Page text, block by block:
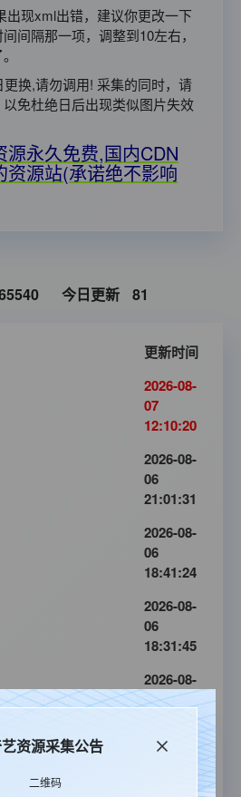
出现xml出错，建议你更改一下
间隔那一项，调整到10左右，
换,请勿调用! 采集的同时，请
免杜绝日后出现类似图片失效
源永久免费,国内CDN
资源站(承诺绝不影响
今日更新 81
更新时间
2026-08-
07
12:10:20
2026-08-
06
21:01:31
2026-08-
06
18:41:24
2026-08-
06
18:31:45
2026-08-
06
2026-08-
资源采集公告